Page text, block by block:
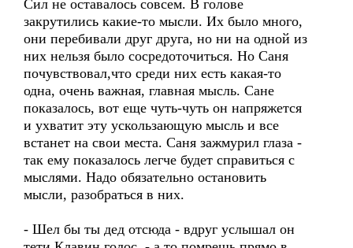
Сил не оставалось совсем. В голове
закрутились какие-то мысли. Их было много,
они перебивали друг друга, но ни на одной из
них нельзя было сосредоточиться. Но Саня
почувствовал,что среди них есть какая-то
одна, очень важная, главная мысль. Сане
показалось, вот еще чуть-чуть он напряжется
и ухватит эту ускользающую мысль и все
встанет на свои места. Саня зажмурил глаза -
так ему показалось легче будет справиться с
мыслями. Надо обязательно остановить
мысли, разобраться в них.
- Шел бы ты дед отсюда - вдруг услышал он